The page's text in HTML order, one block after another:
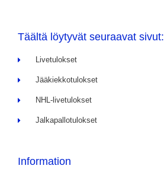
Täältä löytyvät seuraavat sivut:
Livetulokset
Jääkiekkotulokset
NHL-livetulokset
Jalkapallotulokset
Information